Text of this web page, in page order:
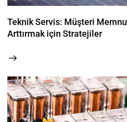
Teknik Servis: Müşteri
Arttırmak için Stratejiler